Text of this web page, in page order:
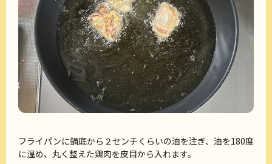
フライパンに鍋底から２センチくらいの油を注ぎ、油を180度
に温め、丸く整えた鶏肉を皮目から入れます。